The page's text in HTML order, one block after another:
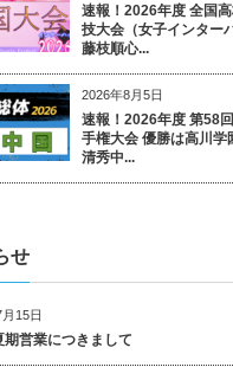
速報！2026年度 全国
技大会（女子インター
藤枝順心...
2026年8月5日
速報！2026年度 第58
手権大会 優勝は高川学
清秀中...
せ
15日
期営業につきまして